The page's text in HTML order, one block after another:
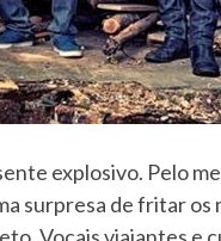
explosivo. Pelo
surpresa de fritar os